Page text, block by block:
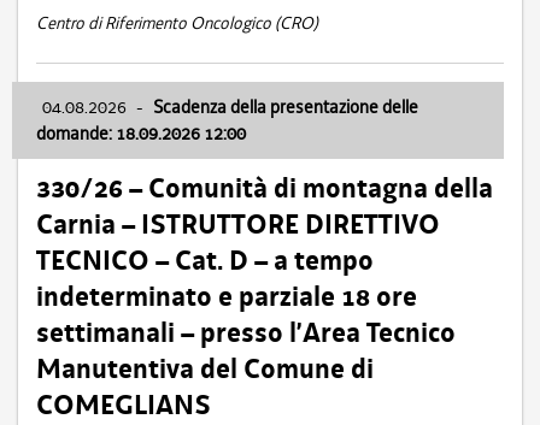
Centro di Riferimento Oncologico (CRO)
04.08.2026 - Scadenza della presentazione delle
domande: 18.09.2026 12:00
330/26 – Comunità di montagna della
Carnia – ISTRUTTORE DIRETTIVO
TECNICO – Cat. D – a tempo
indeterminato e parziale 18 ore
settimanali – presso l’Area Tecnico
Manutentiva del Comune di
COMEGLIANS